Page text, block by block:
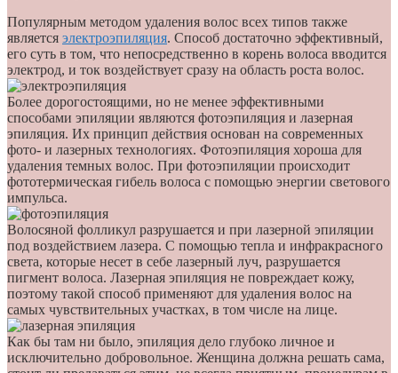
Популярным методом удаления волос всех типов также
является электроэпиляция. Способ достаточно эффективный,
его суть в том, что непосредственно в корень волоса вводится
электрод, и ток воздействует сразу на область роста волос.
Более дорогостоящими, но не менее эффективными
способами эпиляции являются фотоэпиляция и лазерная
эпиляция. Их принцип действия основан на современных
фото- и лазерных технологиях. Фотоэпиляция хороша для
удаления темных волос. При фотоэпиляции происходит
фототермическая гибель волоса с помощью энергии светового
импульса.
Волосяной фолликул разрушается и при лазерной эпиляции
под воздействием лазера. С помощью тепла и инфракрасного
света, которые несет в себе лазерный луч, разрушается
пигмент волоса. Лазерная эпиляция не повреждает кожу,
поэтому такой способ применяют для удаления волос на
самых чувствительных участках, в том числе на лице.
Как бы там ни было, эпиляция дело глубоко личное и
исключительно добровольное. Женщина должна решать сама,